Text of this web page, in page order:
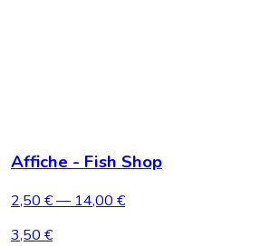
Affiche - Fish Shop
2,50 €— 14,00 €
3,50 €